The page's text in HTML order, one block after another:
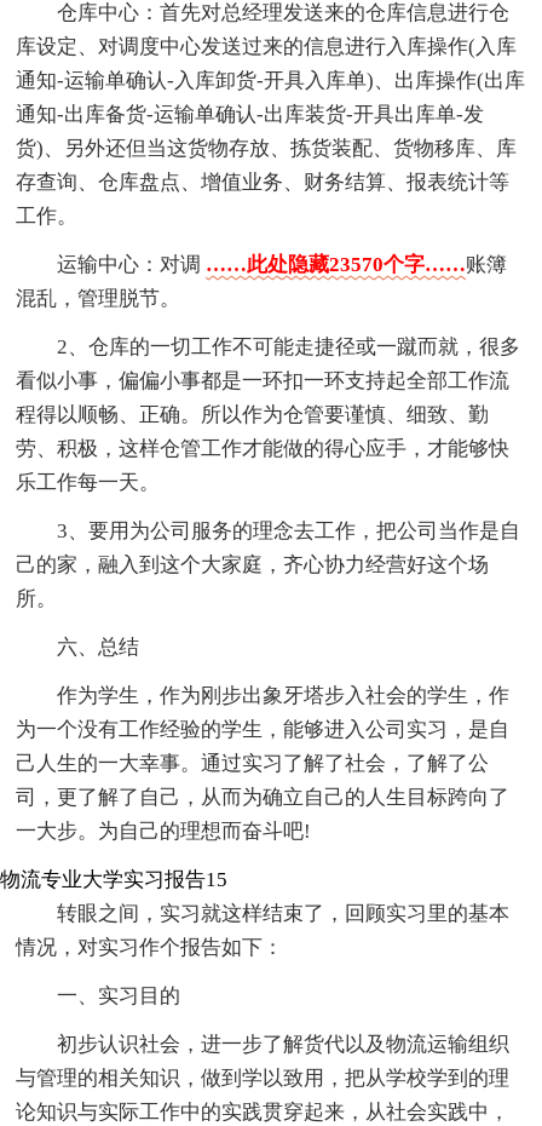
仓库中心：首先对总经理发送来的仓库信息进行仓
库设定、对调度中心发送过来的信息进行入库操作(入库
通知-运输单确认-入库卸货-开具入库单)、出库操作(出库
通知-出库备货-运输单确认-出库装货-开具出库单-发
货)、另外还但当这货物存放、拣货装配、货物移库、库
存查询、仓库盘点、增值业务、财务结算、报表统计等
工作。
运输中心：对调 ……此处隐藏23570个字……账簿
混乱，管理脱节。
2、仓库的一切工作不可能走捷径或一蹴而就，很多
看似小事，偏偏小事都是一环扣一环支持起全部工作流
程得以顺畅、正确。所以作为仓管要谨慎、细致、勤
劳、积极，这样仓管工作才能做的得心应手，才能够快
乐工作每一天。
3、要用为公司服务的理念去工作，把公司当作是自
己的家，融入到这个大家庭，齐心协力经营好这个场
所。
六、总结
作为学生，作为刚步出象牙塔步入社会的学生，作
为一个没有工作经验的学生，能够进入公司实习，是自
己人生的一大幸事。通过实习了解了社会，了解了公
司，更了解了自己，从而为确立自己的人生目标跨向了
一大步。为自己的理想而奋斗吧!
物流专业大学实习报告15
转眼之间，实习就这样结束了，回顾实习里的基本
情况，对实习作个报告如下：
一、实习目的
初步认识社会，进一步了解货代以及物流运输组织
与管理的相关知识，做到学以致用，把从学校学到的理
论知识与实际工作中的实践贯穿起来，从社会实践中，